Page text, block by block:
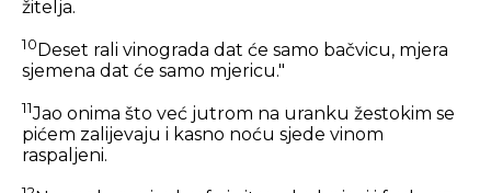
žitelja.
10Deset rali vinograda dat će samo bačvicu, mjera
sjemena dat će samo mjericu."
11Jao onima što već jutrom na uranku žestokim se
pićem zalijevaju i kasno noću sjede vinom
raspaljeni.